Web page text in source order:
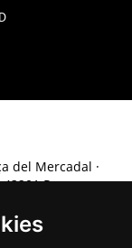
del Mercadal ·
43201 Reus
reus.cat